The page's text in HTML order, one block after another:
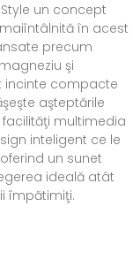
un concept
în acest
precum
şi
incinte compacte
aşteptările
multimedia
inteligent ce le
un sunet
ideală atât
împătimiţi.